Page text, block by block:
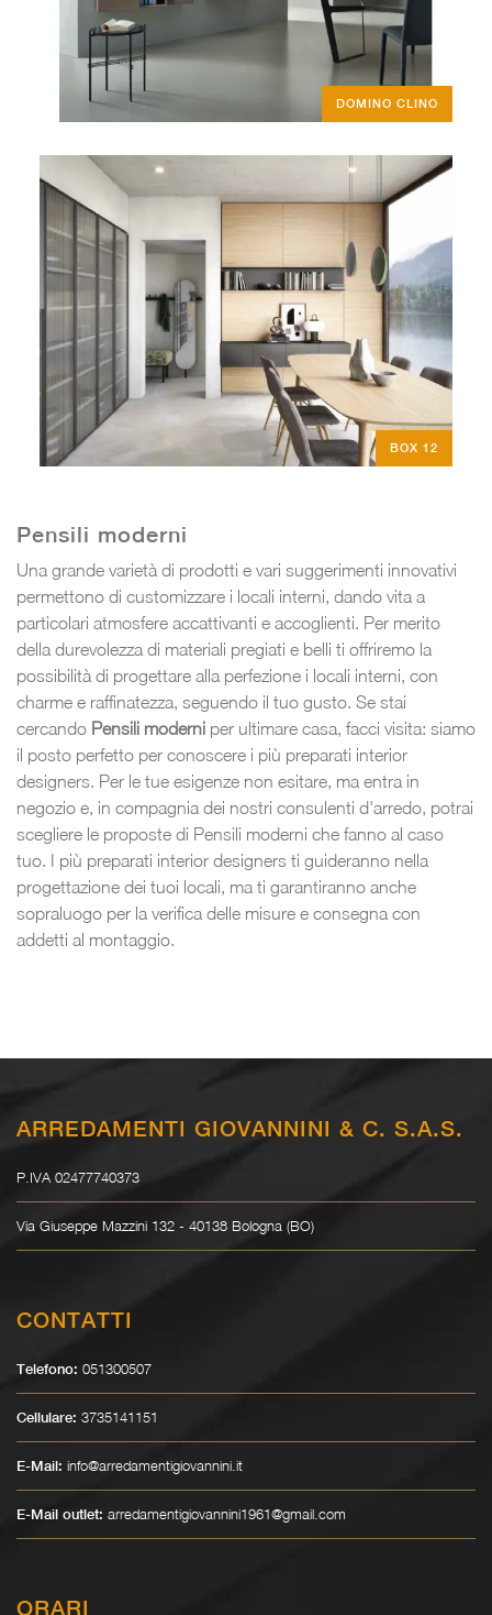
DOMINO CLINO
BOX 12
Pensili moderni
Una grande varietà di prodotti e vari suggerimenti innovativi
permettono di customizzare i locali interni, dando vita a
particolari atmosfere accattivanti e accoglienti. Per merito
della durevolezza di materiali pregiati e belli ti offriremo la
possibilità di progettare alla perfezione i locali interni, con
charme e raffinatezza, seguendo il tuo gusto. Se stai
cercando Pensili moderni per ultimare casa, facci visita: siamo
il posto perfetto per conoscere i più preparati interior
designers. Per le tue esigenze non esitare, ma entra in
negozio e, in compagnia dei nostri consulenti d'arredo, potrai
scegliere le proposte di Pensili moderni che fanno al caso
tuo. I più preparati interior designers ti guideranno nella
progettazione dei tuoi locali, ma ti garantiranno anche
sopraluogo per la verifica delle misure e consegna con
addetti al montaggio.
ARREDAMENTI GIOVANNINI & C. S.A.S.
P.IVA 02477740373
Via Giuseppe Mazzini 132 - 40138 Bologna (BO)
CONTATTI
Telefono: 051300507
Cellulare: 3735141151
E-Mail: info@arredamentigiovannini.it
E-Mail outlet: arredamentigiovannini1961@gmail.com
ORARI